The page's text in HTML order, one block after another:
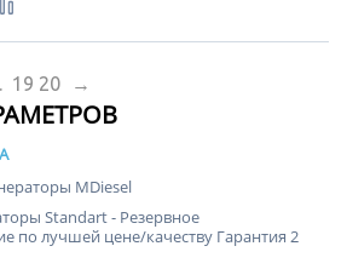
19 20 →
MDiesel
Standart - Резервное
по лучшей цене/качеству Гарантия 2